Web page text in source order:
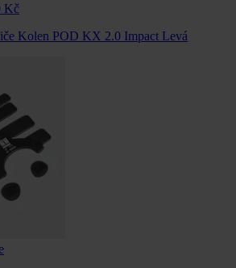
Kč
Kolen POD KX 2.0 Impact Levá